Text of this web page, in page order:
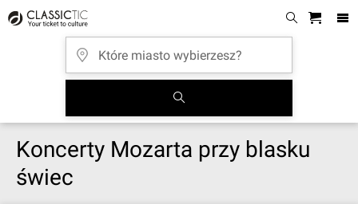
Koncerty Mozarta przy blasku
świec